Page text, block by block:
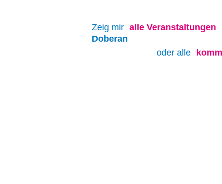
Zeig mir alle Veranstaltungen
Doberan
oder alle